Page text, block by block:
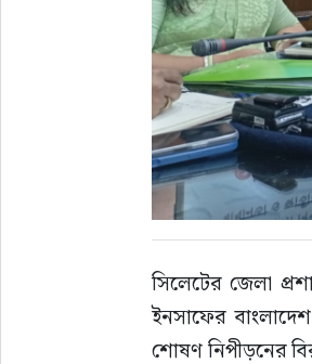
সিলেটের জেলা
ইনসাফের
শোষণ নিপীড়নের